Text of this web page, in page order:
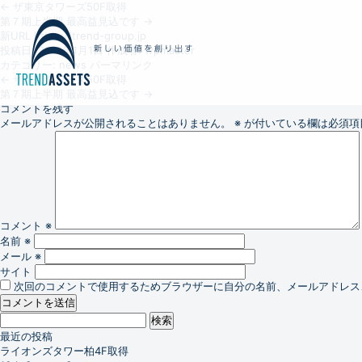
第７期上半期 最高益見込です
新URL https://trend-group.jp
投稿日: 2018年1月1日 作成者: wpmaster
カテゴリー:
news
ザ東京タワーズ50F取得
コメントを残す
メールアドレスが公開されることはありません。
※ が付いている欄は必須
コメント ※
名前 ※
メール ※
サイト
次回のコメントで使用するためブラウザーに自分の名前、メールアドレ
検
索:
最近の投稿
ライオンズタワー柏4F取得